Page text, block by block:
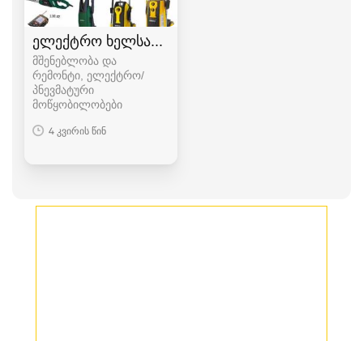
ელექტრო ხელსაწყოები
მშენებლობა და
რემონტი, ელექტრო/
პნევმატური
მოწყობილობები
4 კვირის წინ